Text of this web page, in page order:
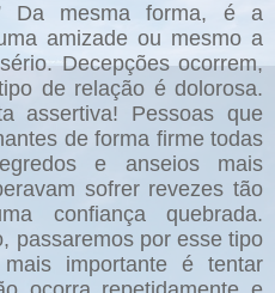
Da mesma forma, é a
amizade ou mesmo a
Decepções ocorrem,
de relação é dolorosa.
assertiva! Pessoas que
de forma firme todas
e anseios mais
sofrer revezes tão
confiança quebrada.
passaremos por esse tipo
importante é tentar